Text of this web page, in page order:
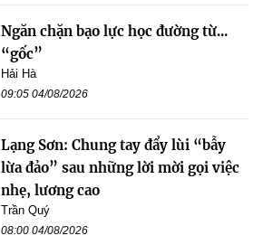
Ngăn chặn bạo lực học đường từ...
“gốc”
Hải Hà
09:05 04/08/2026
Lạng Sơn: Chung tay đẩy lùi “bẫy
lừa đảo” sau những lời mời gọi việc
nhẹ, lương cao
Trần Quý
08:00 04/08/2026